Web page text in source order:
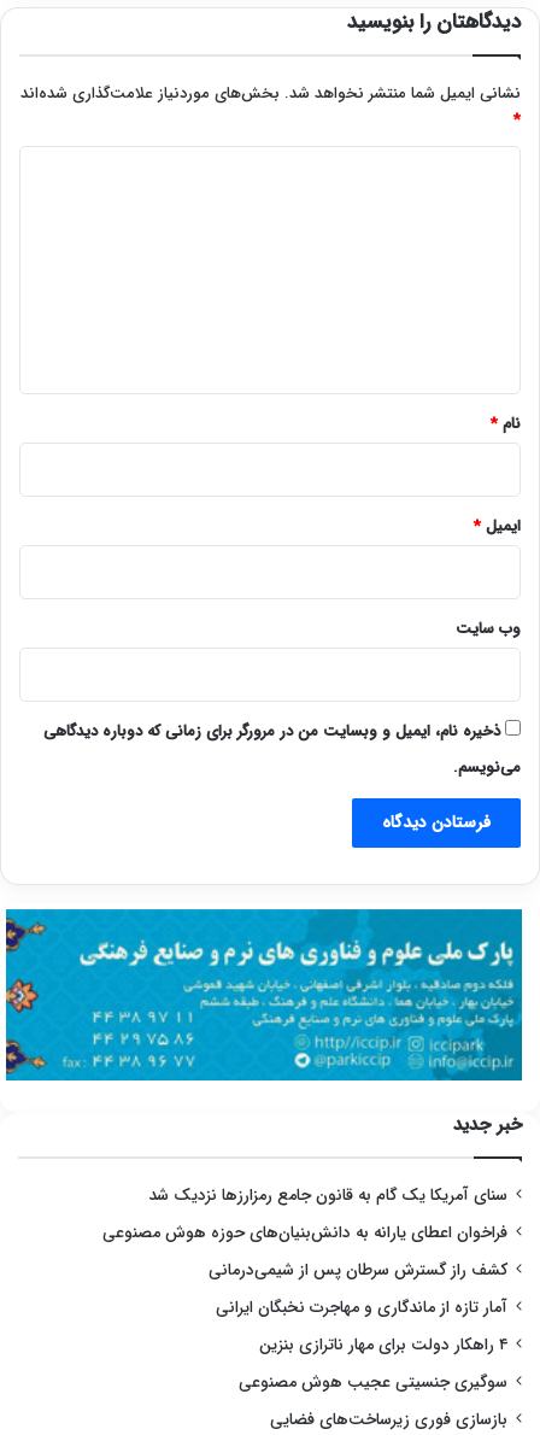
دیدگاهتان را بنویسید
نشانی ایمیل شما منتشر نخواهد شد. بخش‌های موردنیاز علامت‌گذاری شده‌اند
*
نام*
ایمیل*
وب‌ سایت
ذخیره نام، ایمیل و وبسایت من در مرورگر برای زمانی که دوباره دیدگاهی
می‌نویسم.
خبر جدید
سنای آمریکا یک گام به قانون جامع رمزارزها نزدیک شد
فراخوان اعطای یارانه به دانش‌بنیان‌های حوزه هوش مصنوعی
کشف راز گسترش سرطان پس از شیمی‌درمانی
آمار تازه از ماندگاری و مهاجرت نخبگان ایرانی
۴ راهکار دولت برای مهار ناترازی بنزین
سوگیری جنسیتی عجیب هوش مصنوعی
بازسازی فوری زیرساخت‌های فضایی